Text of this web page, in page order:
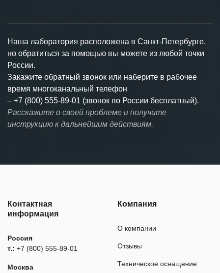
Наша лаборатория расположена в Санкт-Петербурге,
но обратиться за помощью вы можете из любой точки
России.
Закажите обратный звонок или наберите в рабочее
время многоканальный телефон
– +7 (800) 555-89-01 (звонок по России бесплатный).
Расскажите о своей проблеме и получите
инструкцию к дальнейшим действиям.
Контактная
информация
Россия
т.: +7 (800) 555-89-01
Москва
Компания
О компании
Отзывы
Техническое оснащение